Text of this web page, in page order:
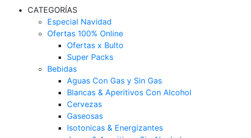
CATEGORÍAS
Especial Navidad
Ofertas 100% Online
Ofertas x Bulto
Super Packs
Bebidas
Aguas Con Gas y Sin Gas
Blancas & Aperitivos Con Alcohol
Cervezas
Gaseosas
Isotonicas & Energizantes